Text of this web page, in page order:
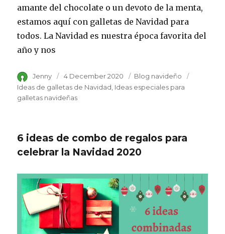
amante del chocolate o un devoto de la menta,
estamos aquí con galletas de Navidad para
todos. La Navidad es nuestra época favorita del
año y nos
Author
Jenny
Posted
on
4 December 2020 Category
Blog navideño
Ideas de galletas de Navidad Ideas especiales para
galletas navideñas
6 ideas de combo de regalos para
celebrar la Navidad 2020